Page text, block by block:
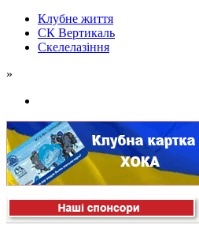
Клубне життя
СК Вертикаль
Скелелазіння
»